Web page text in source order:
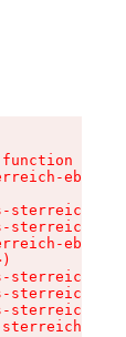
sterreich-
sterreich-
sterreich-
sterreich-
sterreich-